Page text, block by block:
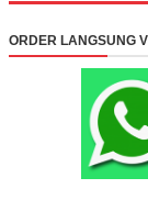
ORDER LANGSUNG